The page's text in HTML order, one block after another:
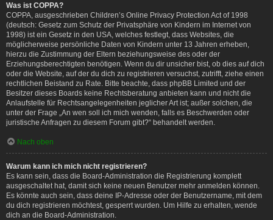
Was ist COPPA?
COPPA, ausgeschrieben Children’s Online Privacy Protection Act of 1998
(deutsch: Gesetz zum Schutz der Privatsphäre von Kindern im Internet von
1998) ist ein Gesetz in den USA, welches festlegt, dass Websites, die
möglicherweise persönliche Daten von Kindern unter 13 Jahren erheben,
hierzu die Zustimmung der Eltern beziehungsweise des oder der
Erziehungsberechtigten benötigen. Wenn du dir unsicher bist, ob dies auf dich
oder die Website, auf der du dich zu registrieren versuchst, zutrifft, ziehe einen
rechtlichen Beistand zu Rate. Bitte beachte, dass phpBB Limited und der
Besitzer dieses Boards keine Rechtsberatung anbieten kann und nicht die
Anlaufstelle für Rechtsangelegenheiten jeglicher Art ist; außer solchen, die
unter der Frage „An wen soll ich mich wenden, falls es Beschwerden oder
juristische Anfragen zu diesem Forum gibt?“ behandelt werden.
Nach oben
Warum kann ich mich nicht registrieren?
Es kann sein, dass die Board-Administration die Registrierung komplett
ausgeschaltet hat, damit sich keine neuen Benutzer mehr anmelden können.
Es könnte auch sein, dass deine IP-Adresse oder der Benutzername, mit dem
du dich registrieren möchtest, gesperrt wurden. Um Hilfe zu erhalten, wende
dich an die Board-Administration.